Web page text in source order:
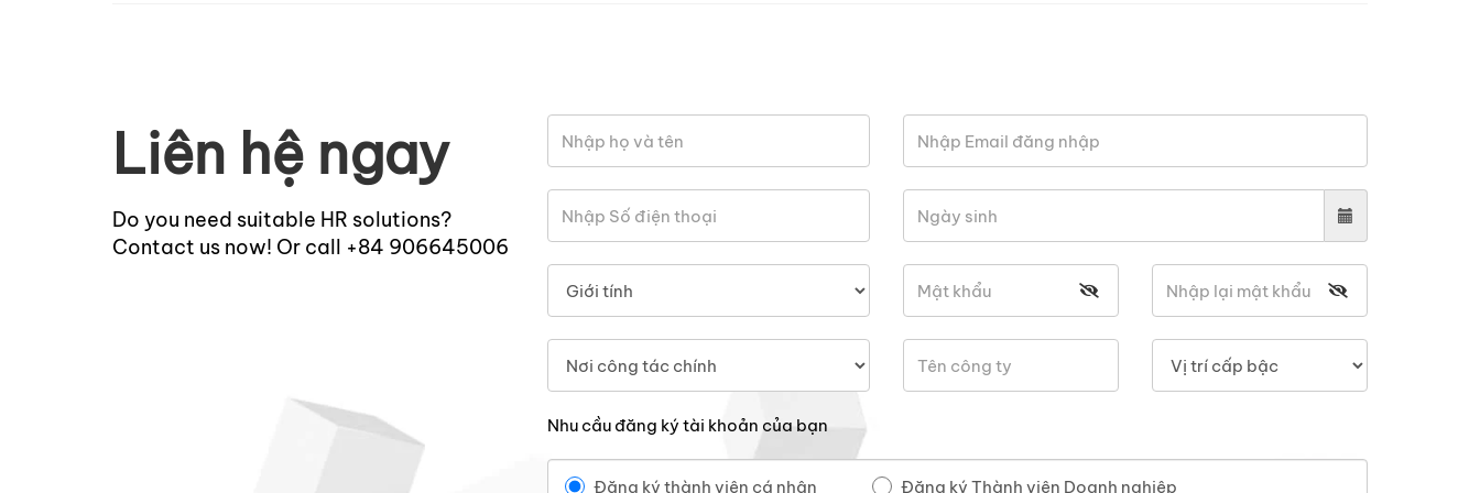
Liên hệ ngay
Do you need suitable HR solutions?
Contact us now! Or call +84 906645006
Nhu cầu đăng ký tài khoản của bạn
Đăng ký thành viên cá nhân Đăng ký Thành viên Doanh nghiệp